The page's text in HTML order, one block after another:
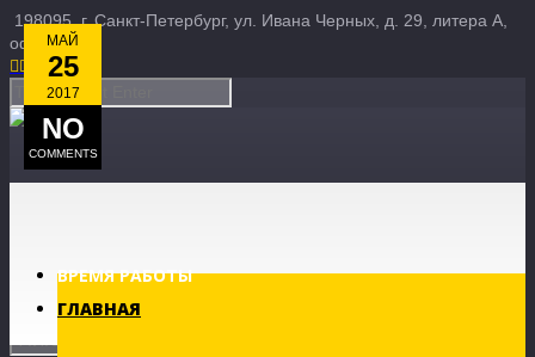
198095, г. Санкт-Петербург, ул. Ивана Черных, д. 29, литера А,
офис 3Б
 
ВРЕМЯ РАБОТЫ
ГЛАВНАЯ
МАЙ
25
2017
NO
COMMENTS